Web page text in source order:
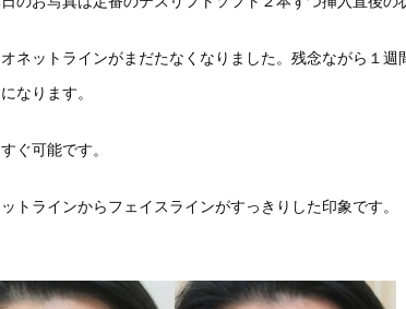
ネットラインがまだたなくなりました。残念ながら１
なります。
ぐ可能です。
トラインからフェイスラインがすっきりした印象です。